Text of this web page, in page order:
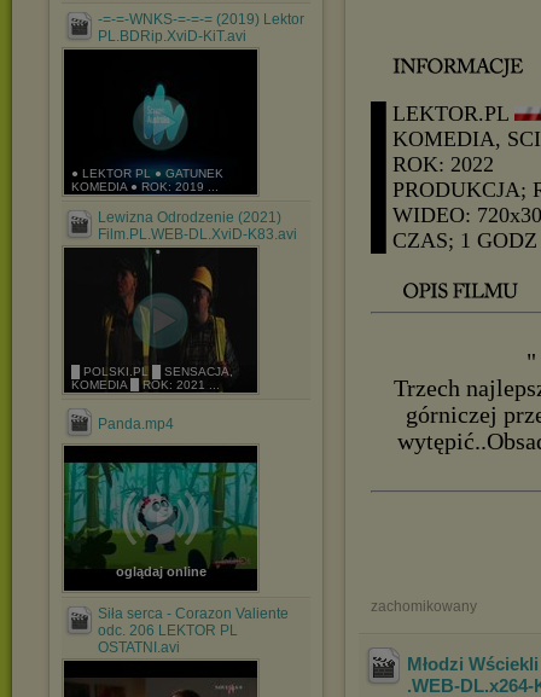
-=-=-WNKS-=-=-= (2019) Lektor
PL.BDRip.XviD-KiT.avi
● LEKTOR PL ● GATUNEK
KOMEDIA ● ROK: 2019 ...
Lewizna Odrodzenie (2021)
Film.PL.WEB-DL.XviD-K83.avi
█ POLSKI.PL █ SENSACJA,
KOMEDIA █ ROK: 2021 ...
Panda.mp4
oglądaj online
Siła serca - Corazon Valiente
odc. 206 LEKTOR PL
OSTATNI.avi
█ LEKTOR.PL
█ KOMEDIA,
█ ROK: 2022
█ PRODUKCJA;
█ WIDEO:
█ CZAS; 1
"
Trzech
górniczej
zachomikowany
Młodzi
.WEB-DL.x264-